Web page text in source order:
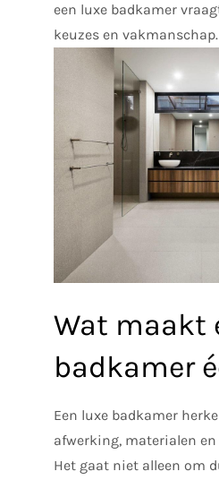
een luxe badkamer
keuzes en vakmanschap.
Wat maakt
badkamer
Een luxe badkamer
afwerking, materialen
Het gaat niet alleen om